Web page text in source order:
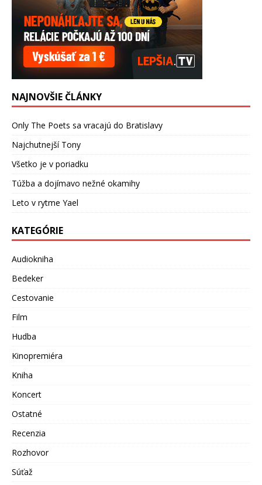
NAJNOVŠIE ČLÁNKY
Only The Poets sa vracajú do Bratislavy
Najchutnejší Tony
Všetko je v poriadku
Túžba a dojímavo nežné okamihy
Leto v rytme Yael
KATEGÓRIE
Audiokniha
Bedeker
Cestovanie
Film
Hudba
Kinopremiéra
Kniha
Koncert
Ostatné
Recenzia
Rozhovor
Súťaž